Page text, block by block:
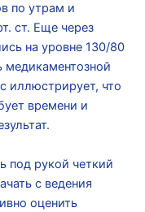
по утрам и
ст. Еще через
на уровне 130/80
медикаментозной
иллюстрирует, что
времени и
под рукой четкий
с ведения
оценить